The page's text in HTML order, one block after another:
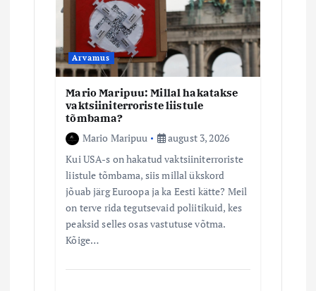
Arvamus
Mario Maripuu: Millal hakatakse
vaktsiiniterroriste liistule
tõmbama?
Mario Maripuu
august 3, 2026
Kui USA-s on hakatud vaktsiiniterroriste
liistule tõmbama, siis millal ükskord
jõuab järg Euroopa ja ka Eesti kätte? Meil
on terve rida tegutsevaid poliitikuid, kes
peaksid selles osas vastutuse võtma.
Kõige…